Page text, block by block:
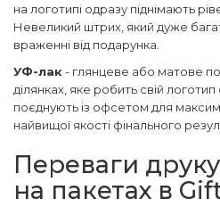
на логотипі одразу піднімають
Невеликий штрих, який дуже
враженні від подарунка.
УФ-лак- глянцеве або матове
ділянках, яке робить свій
поєднують із офсетом для
найвищої якості фінального
Переваги
на пакетах в